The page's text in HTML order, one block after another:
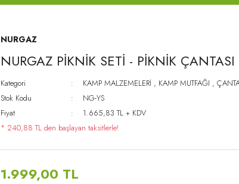
NURGAZ
NURGAZ PİKNİK SETİ - PİKNİK ÇANTASI
Kategori KAMP MALZEMELERİ , KAMP MUTFAĞI ,
Stok Kodu
NG-YS
Fiyat
1.665,83 TL + KDV
* 240,88 TL den başlayan taksitlerle!
1.999,00 TL